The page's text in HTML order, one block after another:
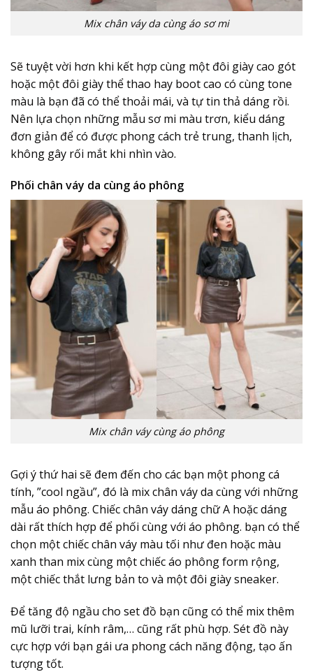
Mix chân váy da cùng áo sơ mi
Sẽ tuyệt vời hơn khi kết hợp cùng một đôi giày cao gót
hoặc một đôi giày thể thao hay boot cao có cùng tone
màu là bạn đã có thể thoải mái, và tự tin thả dáng rồi.
Nên lựa chọn những mẫu sơ mi màu trơn, kiểu dáng
đơn giản để có được phong cách trẻ trung, thanh lịch,
không gây rối mắt khi nhìn vào.
Phối chân váy da cùng áo phông
Mix chân váy cùng áo phông
Gợi ý thứ hai sẽ đem đến cho các bạn một phong cá
tính, ”cool ngầu”, đó là mix chân váy da cùng với những
mẫu áo phông. Chiếc chân váy dáng chữ A hoặc dáng
dài rất thích hợp để phối cùng với áo phông. bạn có thể
chọn một chiếc chân váy màu tối như đen hoặc màu
xanh than mix cùng một chiếc áo phông form rộng,
một chiếc thắt lưng bản to và một đôi giày sneaker.
Để tăng độ ngầu cho set đồ bạn cũng có thể mix thêm
mũ lưỡi trai, kính râm,… cũng rất phù hợp. Sét đồ này
cực hợp với bạn gái ưa phong cách năng động, tạo ấn
tượng tốt.